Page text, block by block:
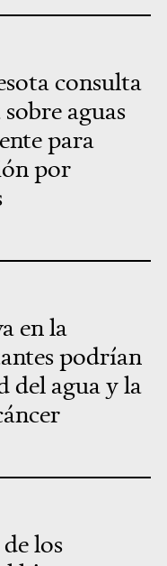
consulta
aguas
para
por
en la
podrían
del agua y la
los